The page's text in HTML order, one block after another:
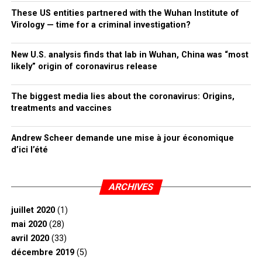
These US entities partnered with the Wuhan Institute of
Virology — time for a criminal investigation?
New U.S. analysis finds that lab in Wuhan, China was “most
likely” origin of coronavirus release
The biggest media lies about the coronavirus: Origins,
treatments and vaccines
Andrew Scheer demande une mise à jour économique
d’ici l’été
ARCHIVES
juillet 2020(1)
mai 2020(28)
avril 2020(33)
décembre 2019(5)